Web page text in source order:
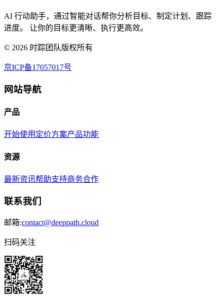
AI 行动助手，通过智能对话帮你分析目标、制定计划、跟踪
进度。 让你的目标更清晰、执行更高效。
© 2026 时踪团队版权所有
京ICP备17057017号
网站导航
产品
开始使用 定价方案产品功能
资源
最新资讯帮助支持商务合作
联系我们
邮箱:contact@deeppath.cloud
扫码关注